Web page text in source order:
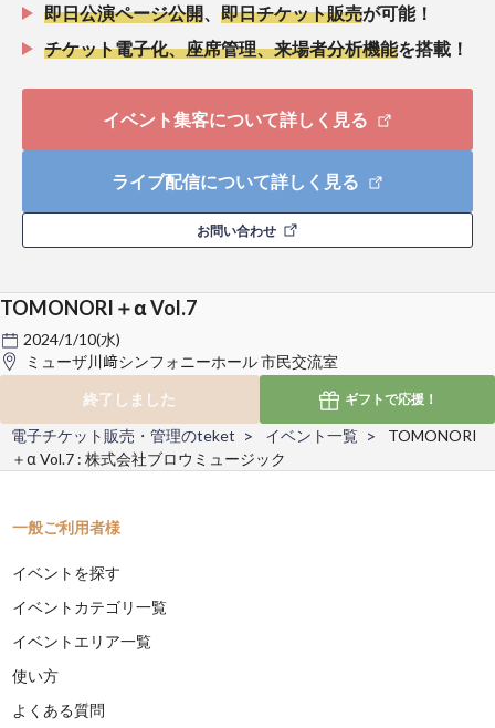
即日公演ページ公開
即日チケット販売が可能！
チケット電子化、座席管理、来場者分析機能を搭載！
イベント集客について詳しく見る
ライブ配信について詳しく見る
お問い合わせ
TOMONORI＋α Vol.7
2024/1/10(水)
ミューザ川﨑シンフォニーホール 市民交流室
終了しました
ギフトで応援！
電子チケット販売・管理のteket イベント一覧
TOMONORI
＋α Vol.7 : 株式会社ブロウミュージック
一般ご利用者様
イベントを探す
イベントカテゴリ一覧
イベントエリア一覧
使い方
よくある質問